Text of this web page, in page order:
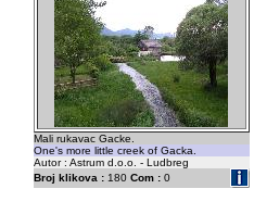
Mali rukavac Gacke.
One's more little creek of Gacka.
Autor : Astrum d.o.o. - Ludbreg
Broj klikova :180 Com :0